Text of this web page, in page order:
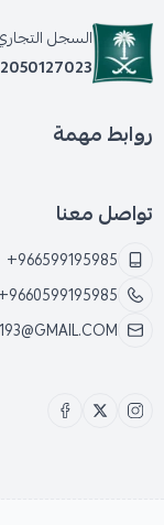
السجل
2050127023
روابط مهمة
تواصل معنا
+966599195985
+9660599195985